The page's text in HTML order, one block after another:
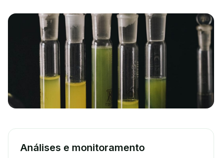
Análises e monitoramento